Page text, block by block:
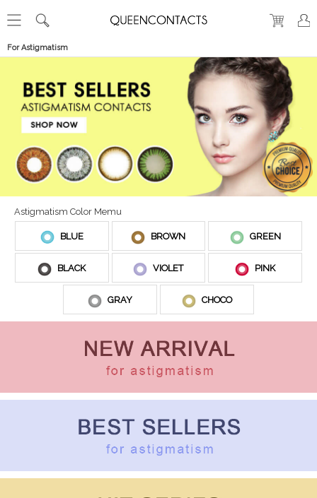
For Astigmatism
Astigmatism Color Memu
BLUE BROWN GREEN
BLACK VIOLET PINK
GRAY CHOCO